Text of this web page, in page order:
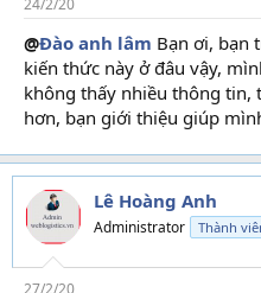
24/2/20
@Đào anh lâm Bạn ơi, bạn
kiến thức này ở đâu vậy,
không thấy nhiều thông tin,
hơn, bạn giới thiệu giúp
Lê Hoàng Anh
Administrator Thành
27/2/20